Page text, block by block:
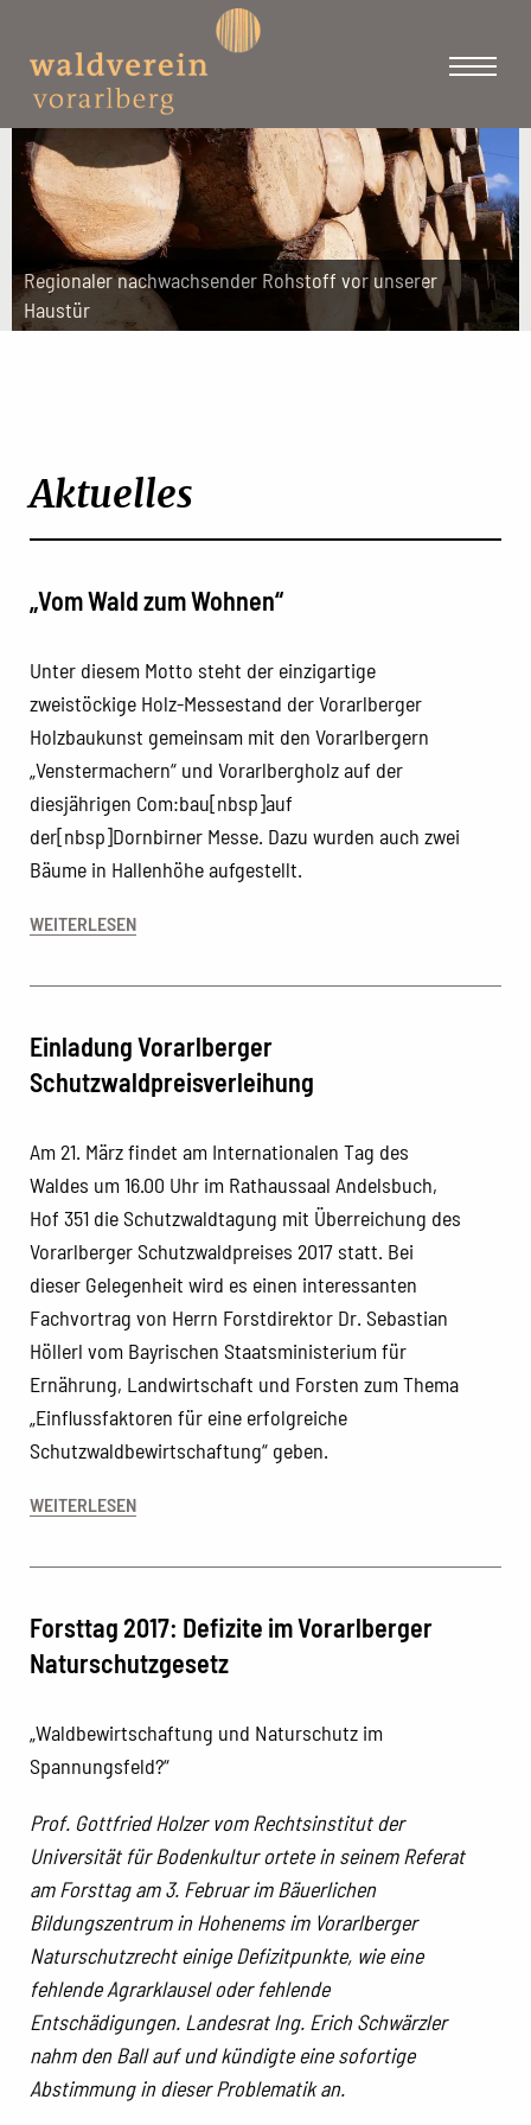
Regionaler nachwachsender Rohstoff vor unserer
Haustür
Aktuelles
„Vom Wald zum Wohnen“
Unter diesem Motto steht der einzigartige
zweistöckige Holz-Messestand der Vorarlberger
Holzbaukunst gemeinsam mit den Vorarlbergern
„Venstermachern“ und Vorarlbergholz auf der
diesjährigen Com:bau[nbsp]auf
der[nbsp]Dornbirner Messe. Dazu wurden auch zwei
Bäume in Hallenhöhe aufgestellt.
WEITERLESEN
Einladung Vorarlberger
Schutzwaldpreisverleihung
Am 21. März findet am Internationalen Tag des
Waldes um 16.00 Uhr im Rathaussaal Andelsbuch,
Hof 351 die Schutzwaldtagung mit Überreichung des
Vorarlberger Schutzwaldpreises 2017 statt. Bei
dieser Gelegenheit wird es einen interessanten
Fachvortrag von Herrn Forstdirektor Dr. Sebastian
Höllerl vom Bayrischen Staatsministerium für
Ernährung, Landwirtschaft und Forsten zum Thema
„Einflussfaktoren für eine erfolgreiche
Schutzwaldbewirtschaftung“ geben.
WEITERLESEN
Forsttag 2017: Defizite im Vorarlberger
Naturschutzgesetz
„Waldbewirtschaftung und Naturschutz im
Spannungsfeld?“
Prof. Gottfried Holzer vom Rechtsinstitut der
Universität für Bodenkultur ortete in seinem Referat
am Forsttag am 3. Februar im Bäuerlichen
Bildungszentrum in Hohenems im Vorarlberger
Naturschutzrecht einige Defizitpunkte, wie eine
fehlende Agrarklausel oder fehlende
Entschädigungen. Landesrat Ing. Erich Schwärzler
nahm den Ball auf und kündigte eine sofortige
Abstimmung in dieser Problematik an.